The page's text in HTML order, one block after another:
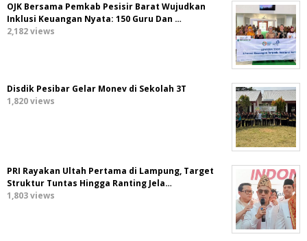
OJK Bersama Pemkab Pesisir Barat Wujudkan
Inklusi Keuangan Nyata: 150 Guru Dan …
2,182 views
Disdik Pesibar Gelar Monev di Sekolah 3T
1,820 views
PRI Rayakan Ultah Pertama di Lampung, Target
Struktur Tuntas Hingga Ranting Jela…
1,803 views